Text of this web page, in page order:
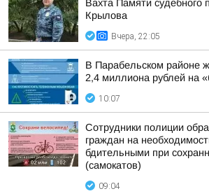
Вахта Памяти судебного
Крылова
Вчера, 22:05
В Парабельском районе
2,4 миллиона рублей на
10:07
Сотрудники полиции
граждан на
бдительными при
(самокатов)
09:04